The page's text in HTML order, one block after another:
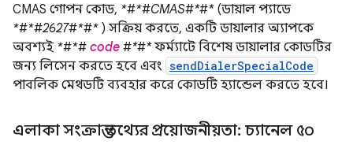
CMAS গোপন কোড, *#*#CMAS#*#*(ডায়াল প্যাডে
*#*#2627#*#* ) সক্রিয় করতে, একটি ডায়ালার অ্যাপকে
অবশ্যই *#*# code #*#*ফর্ম্যাটে বিশেষ ডায়ালার কোডটির
জন্য লিসেন করতে হবে এবং sendDialerSpecialCode
পাবলিক মেথডটি ব্যবহার করে কোডটি হ্যান্ডেল করতে হবে।
এলাকা সংক্রান্ত তথ্যের প্রয়োজনীয়তা: চ্যানেল ৫০